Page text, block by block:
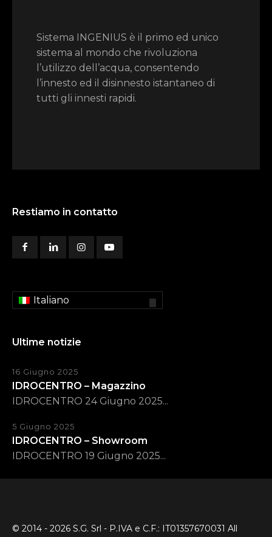
Sistema INGENIUS è il primo ed unico
sistema al mondo che rivoluziona
l’utilizzo dell’acqua, consentendo
l’innesto ed il disinnesto istantaneo di
tutti gli innesti rapidi.
Restiamo in contatto
Italiano
Ultime notizie
16 Giugno 2025
IDROCENTRO – Magazzino
IDROCENTRO 24 Giugno 2025...
5 Giugno 2025
IDROCENTRO – Showroom
IDROCENTRO 19 Giugno 2025...
© 2014 - 2026 S.G. Srl - P.IVA e C.F.: IT01357670031 All